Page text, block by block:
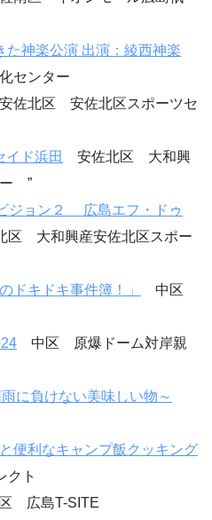
神楽公演 出演：綾西神楽
センター
佐北区 安佐北区スポーツセ
ド浜田
安佐北区 大和興
ー ”
ジョン２ 広島エフ・ドゥ
区 大和興産安佐北区スポー
ドキドキ事件簿！」
中区
中区 原爆ドーム対岸親
に負けない美味しい物～
便利なキャンプ飯クッキング
クト
広島T-SITE